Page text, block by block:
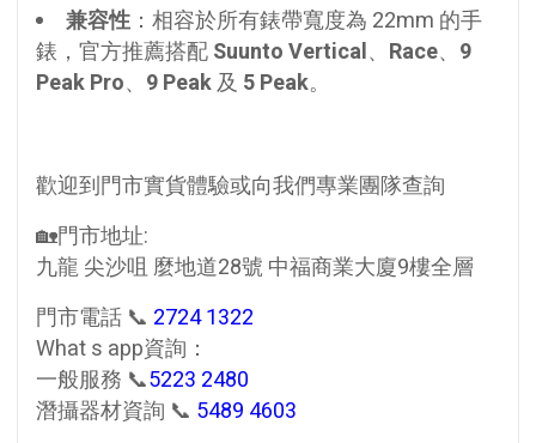
兼容性 ：相容於所有錶帶寬度為 22mm 的手
錶，官方推薦搭配Suunto Vertical、 Race、 9
Peak Pro、 9 Peak及 5 Peak。
歡迎到門市實貨體驗或向我們專業團隊查詢
🏡門市地址:
九龍 尖沙咀 麼地道28號 中福商業大廈9樓全層
門市電話 📞 2724 1322
What s app資詢：
一般服務 📞5223 2480
潛攝器材資詢 📞 5489 4603